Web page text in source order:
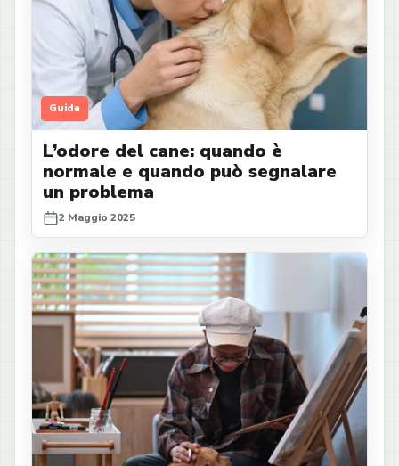
Guida
L’odore del cane: quando è
normale e quando può segnalare
un problema
2 Maggio 2025